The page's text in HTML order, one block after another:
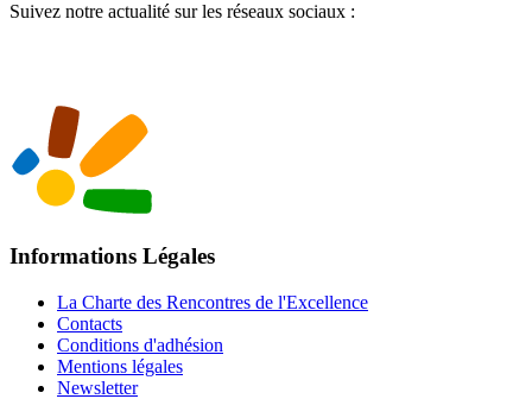
Suivez notre actualité sur les réseaux sociaux :
Informations Légales
La Charte des Rencontres de l'Excellence
Contacts
Conditions d'adhésion
Mentions légales
Newsletter